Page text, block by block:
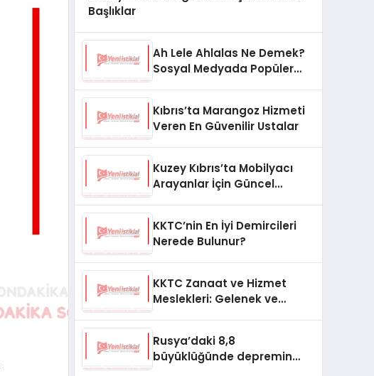
Başlıklar
Ah Lele Ahlalas Ne Demek?
Sosyal Medyada Popüler
Kıbrıs’ta Marangoz Hizmeti
Veren En Güvenilir Ustalar
Kuzey Kıbrıs’ta Mobilyacı
Arayanlar İçin Güncel
KKTC’nin En İyi Demircileri
Nerede Bulunur?
KKTC Zanaat ve Hizmet
Meslekleri: Gelenek ve
Rusya’daki 8,8
büyüklüğünde depremin